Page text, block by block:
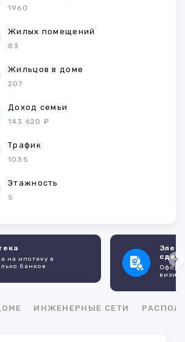
1960
Жилых помещений
83
Жильцов в доме
207
Доход семьи
143 620 ₽
Трафик
1035
Этажность
5
на ипотеку в
банков
ИНЖЕНЕРНЫЕ СЕТИ